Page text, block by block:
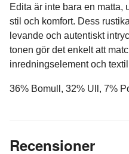
Edita är inte bara en matta,
stil och komfort. Dess
levande och autentiskt
tonen gör det enkelt att
inredningselement och
36% Bomull, 32% Ull, 7%
Recensioner